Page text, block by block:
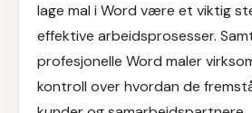
lage mal i Word være et viktig
effektive arbeidsprosesser.
profesjonelle Word maler
kontroll over hvordan de